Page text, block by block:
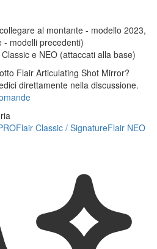
al montante - modello 2023,
- modelli precedenti)
e NEO (attaccati alla base)
Flair Articulating Shot Mirror?
direttamente nella discussione.
Flair Classic / SignatureFlair NEO